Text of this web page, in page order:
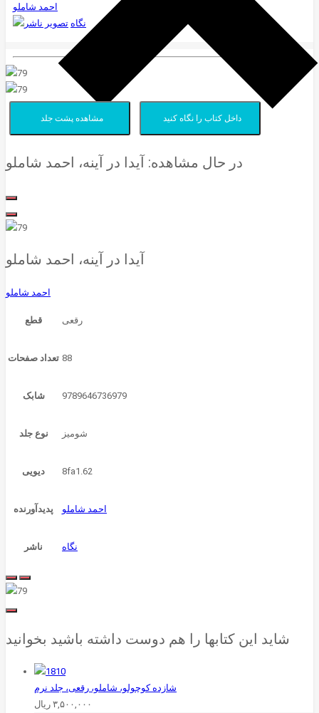
احمد شاملو
نگاه
مشاهده پشت جلد داخل کتاب را نگاه کنید
در حال مشاهده: آیدا در آینه، احمد شاملو
آیدا در آینه، احمد شاملو
احمد شاملو
قطع
تعداد صفحات 88
شابک 9789646736979
نوع جلد شوميز
دیویی 8fa1.62
پدیدآورنده احمد شاملو
ناشر نگاه
شاید این کتابها را هم دوست داشته باشید بخوانید
شازده‌ کوچولو، شاملو، رقعی، جلد نرم
۳,۵۰۰,۰۰۰ ریال